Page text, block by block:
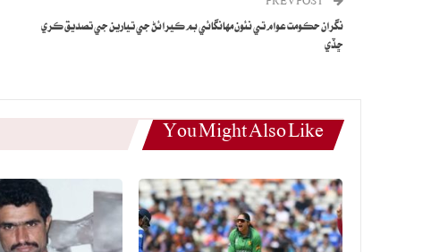
نگران حڪومت عوام تي نئون مهانگائي بم ڪيرائڻ جي تيارين جي تصديق ڪري
ڇڏي
You Might Also Like